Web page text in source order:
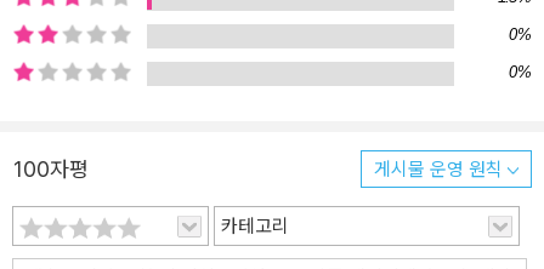
지 않으셨습니까? 아마 살아있는 느낌이 아니었을 것이라 짐작이 됩
니다. (경직되는 해준) 당신은 내내 편하게 잠을 한숨도 못 잤죠? 억
지로 눈을 감아도 자꾸만 내가 보였죠? (움찔하는 해준을 향해 한 걸
0%
0%
100자평 게시물 운영 원칙
카테고리